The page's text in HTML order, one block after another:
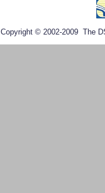
Copyright © 2002-2009 The